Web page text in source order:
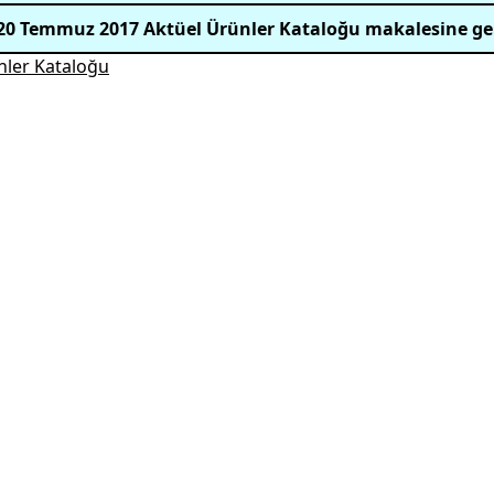
Temmuz 2017 Aktüel Ürünler Kataloğu makalesine